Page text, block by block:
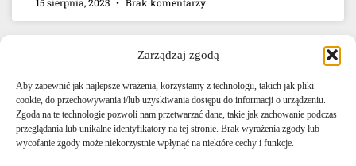
Zarządzaj zgodą
Aby zapewnić jak najlepsze wrażenia, korzystamy z technologii, takich jak pliki
cookie, do przechowywania i/lub uzyskiwania dostępu do informacji o urządzeniu.
Zgoda na te technologie pozwoli nam przetwarzać dane, takie jak zachowanie podczas
przeglądania lub unikalne identyfikatory na tej stronie. Brak wyrażenia zgody lub
wycofanie zgody może niekorzystnie wpłynąć na niektóre cechy i funkcje.
E-mail: info@agencjacelna.uk